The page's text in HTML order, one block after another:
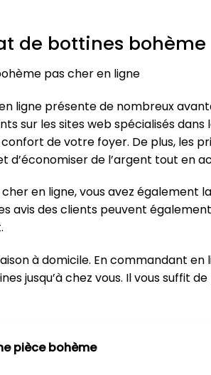
de bottines
pas cher en ligne
ligne présente de nombreux
sur les sites web spécialisés
de votre foyer. De plus, les
d’économiser de l’argent tout en
en ligne, vous avez également
avis des clients peuvent
à domicile. En commandant en
jusqu’à chez vous. Il vous suffit
pièce bohème